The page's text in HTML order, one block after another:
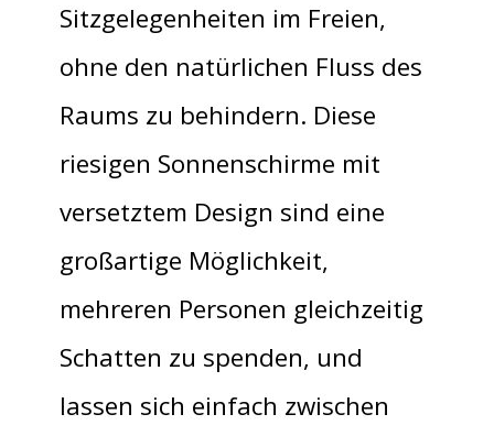
Sitzgelegenheiten im Freien,
ohne den natürlichen Fluss des
Raums zu behindern. Diese
riesigen Sonnenschirme mit
versetztem Design sind eine
großartige Möglichkeit,
mehreren Personen gleichzeitig
Schatten zu spenden, und
lassen sich einfach zwischen